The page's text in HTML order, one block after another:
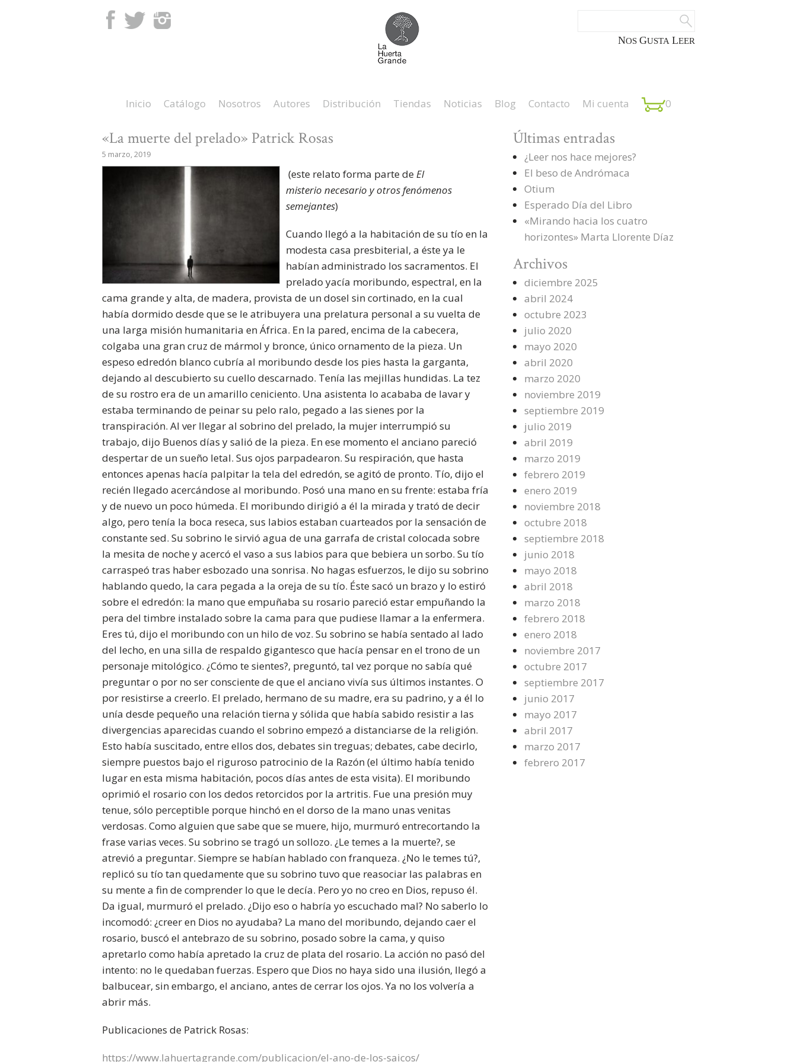
Facebook TwitterInstagram
NOS GUSTA LEER
Inicio Catálogo Nosotros Autores Distribución Tiendas Noticias Blog Contacto Mi cuenta 0
«La muerte del prelado» Patrick Rosas
5 marzo, 2019
(este relato forma parte de El
misterio necesario y otros fenómenos
semejantes)
Cuando llegó a la habitación de su tío en la
modesta casa presbiterial, a éste ya le
habían administrado los sacramentos. El
prelado yacía moribundo, espectral, en la
cama grande y alta, de madera, provista de un dosel sin cortinado, en la cual
había dormido desde que se le atribuyera una prelatura personal a su vuelta de
una larga misión humanitaria en África. En la pared, encima de la cabecera,
colgaba una gran cruz de mármol y bronce, único ornamento de la pieza. Un
espeso edredón blanco cubría al moribundo desde los pies hasta la garganta,
dejando al descubierto su cuello descarnado. Tenía las mejillas hundidas. La tez
de su rostro era de un amarillo ceniciento. Una asistenta lo acababa de lavar y
estaba terminando de peinar su pelo ralo, pegado a las sienes por la
transpiración. Al ver llegar al sobrino del prelado, la mujer interrumpió su
trabajo, dijo Buenos días y salió de la pieza. En ese momento el anciano pareció
despertar de un sueño letal. Sus ojos parpadearon. Su respiración, que hasta
entonces apenas hacía palpitar la tela del edredón, se agitó de pronto. Tío, dijo el
recién llegado acercándose al moribundo. Posó una mano en su frente: estaba fría
y de nuevo un poco húmeda. El moribundo dirigió a él la mirada y trató de decir
algo, pero tenía la boca reseca, sus labios estaban cuarteados por la sensación de
constante sed. Su sobrino le sirvió agua de una garrafa de cristal colocada sobre
la mesita de noche y acercó el vaso a sus labios para que bebiera un sorbo. Su tío
carraspeó tras haber esbozado una sonrisa. No hagas esfuerzos, le dijo su sobrino
hablando quedo, la cara pegada a la oreja de su tío. Éste sacó un brazo y lo estiró
sobre el edredón: la mano que empuñaba su rosario pareció estar empuñando la
pera del timbre instalado sobre la cama para que pudiese llamar a la enfermera.
Eres tú, dijo el moribundo con un hilo de voz. Su sobrino se había sentado al lado
del lecho, en una silla de respaldo gigantesco que hacía pensar en el trono de un
personaje mitológico. ¿Cómo te sientes?, preguntó, tal vez porque no sabía qué
preguntar o por no ser consciente de que el anciano vivía sus últimos instantes. O
por resistirse a creerlo. El prelado, hermano de su madre, era su padrino, y a él lo
unía desde pequeño una relación tierna y sólida que había sabido resistir a las
divergencias aparecidas cuando el sobrino empezó a distanciarse de la religión.
Esto había suscitado, entre ellos dos, debates sin treguas; debates, cabe decirlo,
siempre puestos bajo el riguroso patrocinio de la Razón (el último había tenido
lugar en esta misma habitación, pocos días antes de esta visita). El moribundo
oprimió el rosario con los dedos retorcidos por la artritis. Fue una presión muy
tenue, sólo perceptible porque hinchó en el dorso de la mano unas venitas
verdosas. Como alguien que sabe que se muere, hijo, murmuró entrecortando la
frase varias veces. Su sobrino se tragó un sollozo. ¿Le temes a la muerte?, se
atrevió a preguntar. Siempre se habían hablado con franqueza. ¿No le temes tú?,
replicó su tío tan quedamente que su sobrino tuvo que reasociar las palabras en
su mente a fin de comprender lo que le decía. Pero yo no creo en Dios, repuso él.
Da igual, murmuró el prelado. ¿Dijo eso o habría yo escuchado mal? No saberlo lo
incomodó: ¿creer en Dios no ayudaba? La mano del moribundo, dejando caer el
rosario, buscó el antebrazo de su sobrino, posado sobre la cama, y quiso
apretarlo como había apretado la cruz de plata del rosario. La acción no pasó del
intento: no le quedaban fuerzas. Espero que Dios no haya sido una ilusión, llegó a
balbucear, sin embargo, el anciano, antes de cerrar los ojos. Ya no los volvería a
abrir más.
Publicaciones de Patrick Rosas:
https://www.lahuertagrande.com/publicacion/el-ano-de-los-saicos/
Últimas entradas
¿Leer nos hace mejores?
El beso de Andrómaca
Otium
Esperado Día del Libro
«Mirando hacia los cuatro
horizontes» Marta Llorente Díaz
Archivos
diciembre 2025
abril 2024
octubre 2023
julio 2020
mayo 2020
abril 2020
marzo 2020
noviembre 2019
septiembre 2019
julio 2019
abril 2019
marzo 2019
febrero 2019
enero 2019
noviembre 2018
octubre 2018
septiembre 2018
junio 2018
mayo 2018
abril 2018
marzo 2018
febrero 2018
enero 2018
noviembre 2017
octubre 2017
septiembre 2017
junio 2017
mayo 2017
abril 2017
marzo 2017
febrero 2017